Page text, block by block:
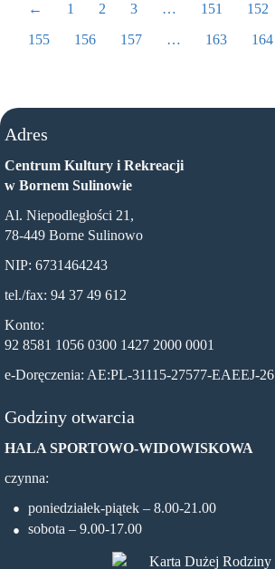
← 1 2 3 … 151 152
155
156 157 … 163 164
Adres
Centrum Kultury i Rekreacji
w Bornem Sulinowie
Al. Niepodległości 21,
78-449 Borne Sulinowo
NIP: 6731464243
tel./fax: 94 37 49 612
Konto:
92 8581 1056 0300 1427 2000 0001
e-Doręczenia: AE:PL-31115-27577-EAEEJ-26
Godziny otwarcia
HALA SPORTOWO-WIDOWISKOWA
czynna:
poniedziałek-piątek – 8.00-21.00
sobota – 9.00-17.00